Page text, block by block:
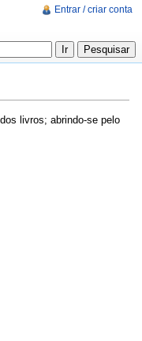
livros; abrindo-se pelo
Entrar / criar conta